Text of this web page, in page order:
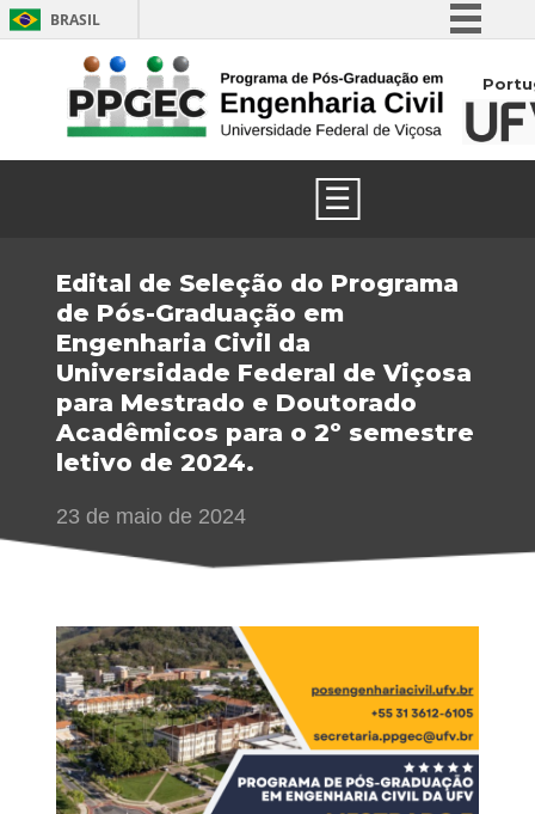
BRASIL
Comunica BR
Participe
Legislação
☰
Edital de Seleção do Programa
de Pós-Graduação em
Engenharia Civil da
Universidade Federal de Viçosa
para Mestrado e Doutorado
Acadêmicos para o 2º semestre
letivo de 2024.
23 de maio de 2024